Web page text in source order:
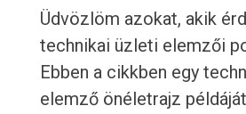
Üdvözlöm azokat, akik
technikai üzleti elemzői
Ebben a cikkben egy
elemző önéletrajz